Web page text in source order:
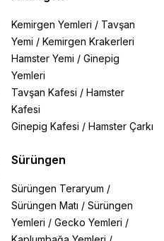
Kemirgen Yemleri / Tavşan
Yemi / Kemirgen Krakerleri
Hamster Yemi / Ginepig
Yemleri
Tavşan Kafesi / Hamster
Kafesi
Ginepig Kafesi / Hamster Çarkı
Sürüngen
Sürüngen Teraryum /
Sürüngen Matı / Sürüngen
Yemleri / Gecko Yemleri /